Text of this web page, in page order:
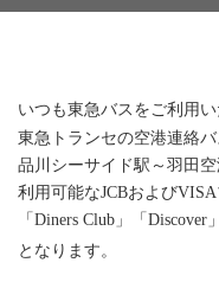
いつも東急バスをご利用
東急トランセの空港連絡
品川シーサイド駅～羽田空
利用可能なJCBおよびVISA
「 Diners Club 」「 Discover
となります。